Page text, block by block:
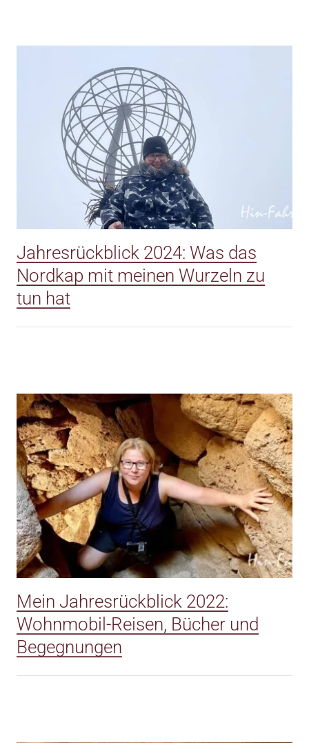
Jahresrückblick 2024: Was das
Nordkap mit meinen Wurzeln zu
tun hat
Mein Jahresrückblick 2022:
Wohnmobil-Reisen, Bücher und
Begegnungen